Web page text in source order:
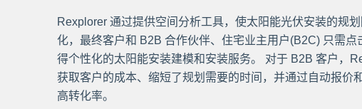
Rexplorer 通过提供空间分析工具，使太阳能光伏安装的规
化，最终客户和 B2B 合作伙伴、住宅业主用户(B2C) 只需点
得个性化的太阳能安装建模和安装服务。 对于 B2B 客户，
获取客户的成本、缩短了规划需要的时间，并通过自动报价
高转化率。